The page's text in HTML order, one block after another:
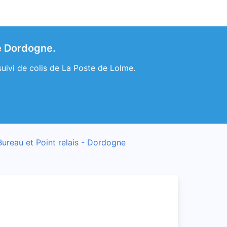
Dordogne.
de colis de La Poste de Lolme.
et Point relais - Dordogne